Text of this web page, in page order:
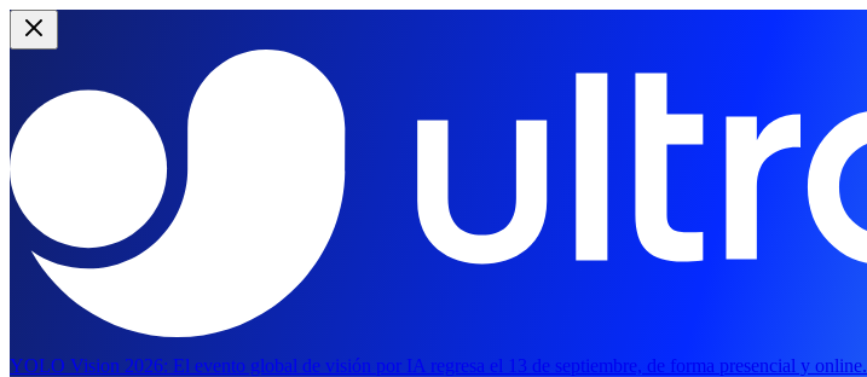
YOLO Vision 2026: El evento global de visión por IA regresa el 13 de septiembre, de forma presencial y online.